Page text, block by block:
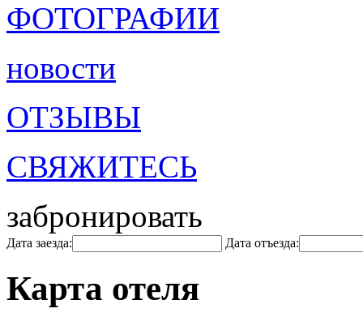
ФОТОГРАФИИ
новости
ОТЗЫВЫ
СВЯЖИТЕСЬ
забронировать
Дата заезда: Дата отъезда:
Карта отеля